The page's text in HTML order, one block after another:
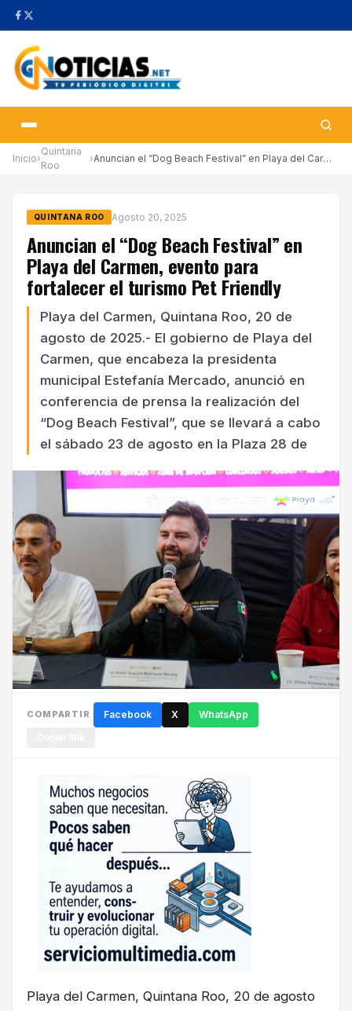
Inicio›
Quintana
Roo
› Anuncian el “Dog Beach Festival” en Playa del Carmen, evento par…
QUINTANA ROO Agosto 20, 2025
Anuncian el “Dog Beach Festival” en
Playa del Carmen, evento para
fortalecer el turismo Pet Friendly
Playa del Carmen, Quintana Roo, 20 de
agosto de 2025.- El gobierno de Playa del
Carmen, que encabeza la presidenta
municipal Estefanía Mercado, anunció en
conferencia de prensa la realización del
“Dog Beach Festival”, que se llevará a cabo
el sábado 23 de agosto en la Plaza 28 de
COMPARTIR Facebook X WhatsApp
Playa del Carmen, Quintana Roo, 20 de agosto